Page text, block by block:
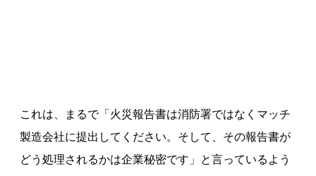
これは、まるで「火災報告書は消防署ではなくマッチ
製造会社に提出してください。そして、その報告書が
どう処理されるかは企業秘密です」と言っているよう